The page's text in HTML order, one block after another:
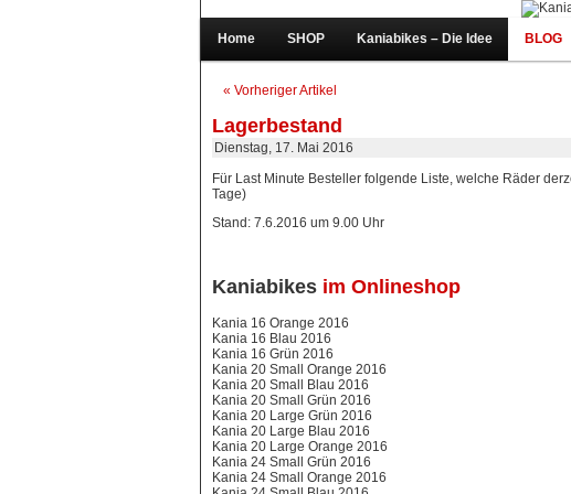
Home SHOP Kaniabikes – Die Idee BLOG
« Vorheriger Artikel
Lagerbestand
Dienstag, 17. Mai 2016
Für Last Minute Besteller folgende Liste, welche Räder
Tage)
Stand: 7.6.2016 um 9.00 Uhr
Kaniabikes im Onlineshop
Kania 16 Orange 2016
Kania 16 Blau 2016
Kania 16 Grün 2016
Kania 20 Small Orange 2016
Kania 20 Small Blau 2016
Kania 20 Small Grün 2016
Kania 20 Large Grün 2016
Kania 20 Large Blau 2016
Kania 20 Large Orange 2016
Kania 24 Small Grün 2016
Kania 24 Small Orange 2016